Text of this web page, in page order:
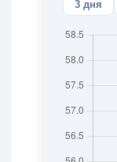
3 дня